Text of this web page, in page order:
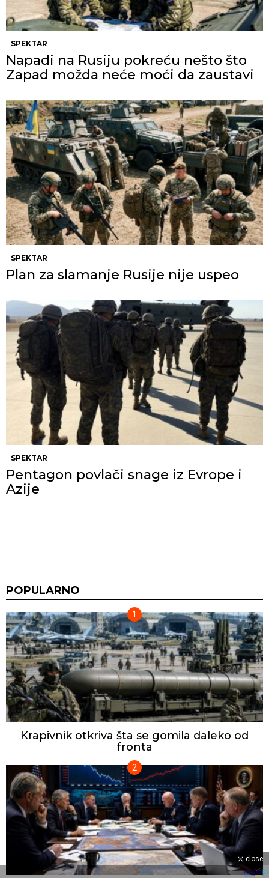
SPEKTAR
Napadi na Rusiju pokreću nešto što
Zapad možda neće moći da zaustavi
SPEKTAR
Plan za slamanje Rusije nije uspeo
SPEKTAR
Pentagon povlači snage iz Evrope i
Azije
POPULARNO
Krapivnik otkriva šta se gomila daleko od
fronta
close